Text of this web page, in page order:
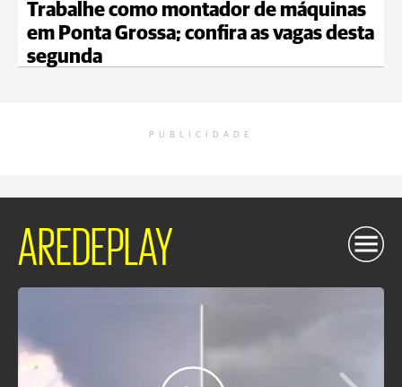
Trabalhe como montador de máquinas
em Ponta Grossa; confira as vagas desta
segunda
PUBLICIDADE
AREDEPLAY